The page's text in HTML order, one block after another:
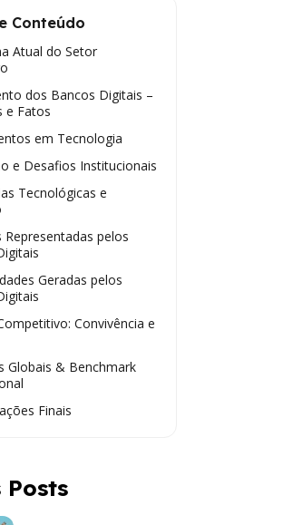
Conteúdo
Atual do Setor
dos Bancos Digitais –
e Fatos
em Tecnologia
e Desafios Institucionais
Tecnológicas e
Representadas pelos
Geradas pelos
Convivência e
Globais & Benchmark
Finais